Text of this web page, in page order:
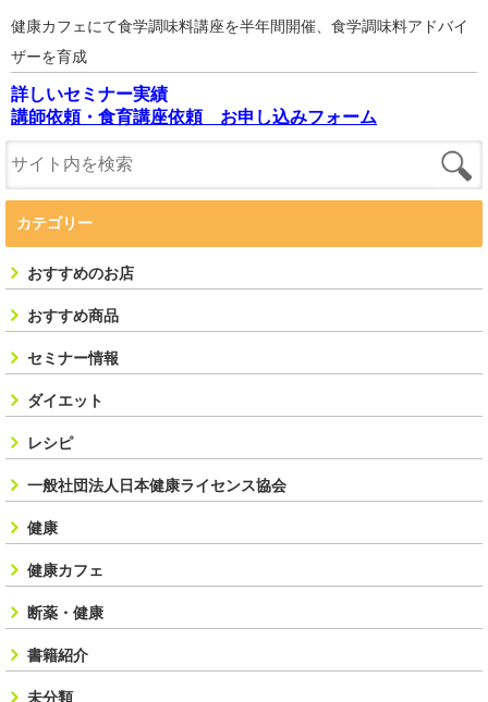
健康カフェにて食学調味料講座を半年間開催、食学調味料アドバイ
ザーを育成
詳しいセミナー実績
講師依頼・食育講座依頼 お申し込みフォーム
カテゴリー
おすすめのお店
おすすめ商品
セミナー情報
ダイエット
レシピ
一般社団法人日本健康ライセンス協会
健康
健康カフェ
断薬・健康
書籍紹介
未分類